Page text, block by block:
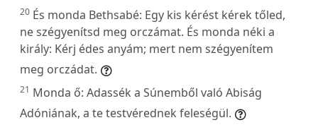
20 És monda Bethsabé: Egy kis kérést kérek tőled,
ne szégyenítsd meg orczámat. És monda néki a
király: Kérj édes anyám; mert nem szégyenítem
meg orczádat.
21 Monda ő: Adassék a Súnemből való Abiság
Adóniának, a te testvérednek feleségül.